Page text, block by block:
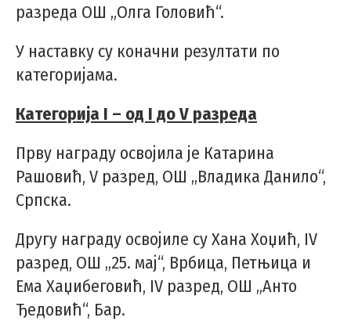
разреда ОШ „Олга Головић“.
У наставку су коначни резултати по
категоријама.
Категорија I – од I до V разреда
Прву награду освојила је Катарина
Рашовић, V разред, ОШ „Владика Данило“,
Српска.
Другу награду освојиле су Хана Хоџић, IV
разред, ОШ „25. мај“, Врбица, Петњица и
Ема Хаџибеговић, IV разред, ОШ „Анто
Ђедовић“, Бар.